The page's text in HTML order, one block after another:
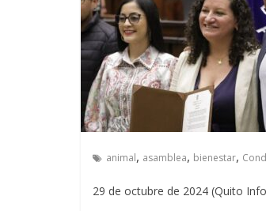
animal, asamblea, bienestar,
29 de octubre de 2024 (Quito